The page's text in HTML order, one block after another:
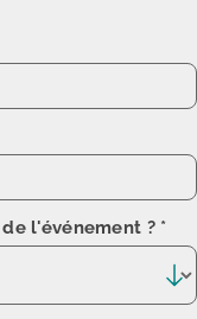
l'événement ? *